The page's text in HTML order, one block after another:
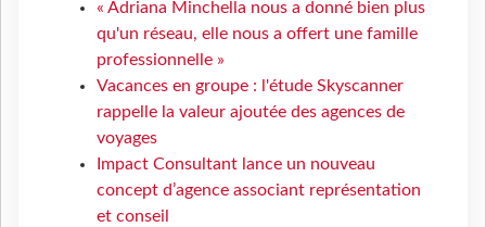
« Adriana Minchella nous a donné bien plus
qu'un réseau, elle nous a offert une famille
professionnelle »
Vacances en groupe : l'étude Skyscanner
rappelle la valeur ajoutée des agences de
voyages
Impact Consultant lance un nouveau
concept d’agence associant représentation
et conseil